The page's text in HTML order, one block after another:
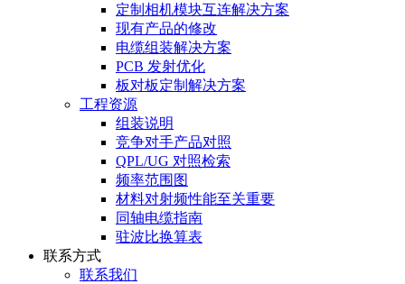
定制相机模块互连解决方案
现有产品的修改
电缆组装解决方案
PCB 发射优化
板对板定制解决方案
工程资源
组装说明
竞争对手产品对照
QPL/UG 对照检索
频率范围图
材料对射频性能至关重要
同轴电缆指南
驻波比换算表
联系方式
联系我们